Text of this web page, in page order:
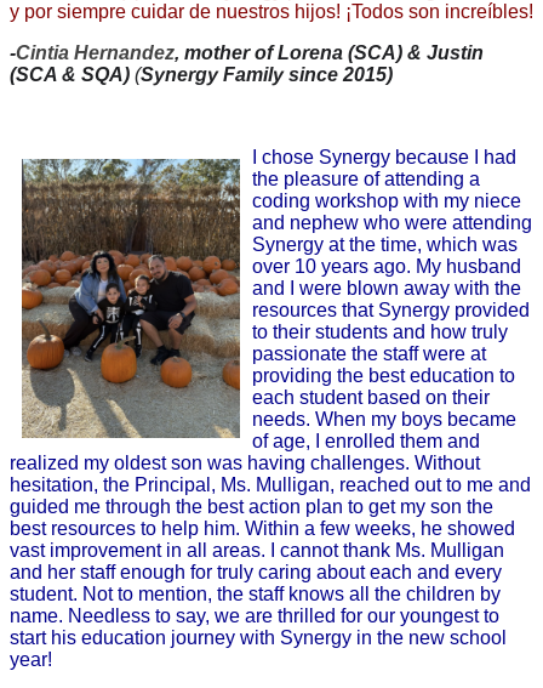
y por siempre cuidar de nuestros hijos! ¡Todos son increíbles!
-Cintia Hernandez, mother of Lorena (SCA) & Justin
(SCA & SQA) (Synergy Family since 2015)
I chose Synergy because I had
the pleasure of attending a
coding workshop with my niece
and nephew who were attending
Synergy at the time, which was
over 10 years ago. My husband
and I were blown away with the
resources that Synergy provided
to their students and how truly
passionate the staff were at
providing the best education to
each student based on their
needs. When my boys became
of age, I enrolled them and
realized my oldest son was having challenges. Without
hesitation, the Principal, Ms. Mulligan, reached out to me and
guided me through the best action plan to get my son the
best resources to help him. Within a few weeks, he showed
vast improvement in all areas. I cannot thank Ms. Mulligan
and her staff enough for truly caring about each and every
student. Not to mention, the staff knows all the children by
name. Needless to say, we are thrilled for our youngest to
start his education journey with Synergy in the new school
year!